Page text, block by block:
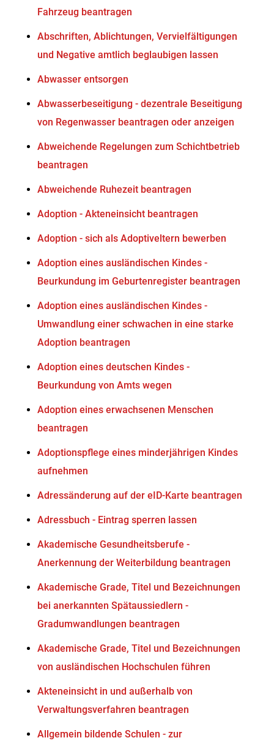
Fahrzeug beantragen
Abschriften, Ablichtungen, Vervielfältigungen
und Negative amtlich beglaubigen lassen
Abwasser entsorgen
Abwasserbeseitigung - dezentrale Beseitigung
von Regenwasser beantragen oder anzeigen
Abweichende Regelungen zum Schichtbetrieb
beantragen
Abweichende Ruhezeit beantragen
Adoption - Akteneinsicht beantragen
Adoption - sich als Adoptiveltern bewerben
Adoption eines ausländischen Kindes -
Beurkundung im Geburtenregister beantragen
Adoption eines ausländischen Kindes -
Umwandlung einer schwachen in eine starke
Adoption beantragen
Adoption eines deutschen Kindes -
Beurkundung von Amts wegen
Adoption eines erwachsenen Menschen
beantragen
Adoptionspflege eines minderjährigen Kindes
aufnehmen
Adressänderung auf der eID-Karte beantragen
Adressbuch - Eintrag sperren lassen
Akademische Gesundheitsberufe -
Anerkennung der Weiterbildung beantragen
Akademische Grade, Titel und Bezeichnungen
bei anerkannten Spätaussiedlern -
Gradumwandlungen beantragen
Akademische Grade, Titel und Bezeichnungen
von ausländischen Hochschulen führen
Akteneinsicht in und außerhalb von
Verwaltungsverfahren beantragen
Allgemein bildende Schulen - zur